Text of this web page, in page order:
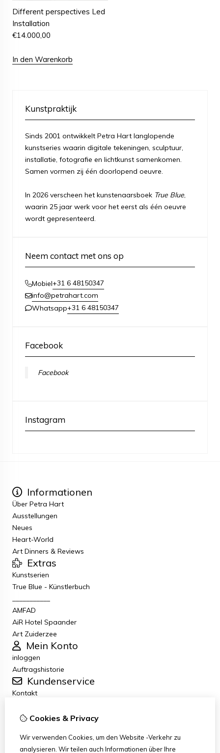
Different perspectives Led
Installation
€14.000,00
In den Warenkorb
Kunstpraktijk
Sinds 2001 ontwikkelt Petra Hart langlopende
kunstseries waarin digitale tekeningen, sculptuur,
installatie, fotografie en lichtkunst samenkomen.
Samen vormen zij één doorlopend oeuvre.
In 2026 verscheen het kunstenaarsboek True Blue,
waarin 25 jaar werk voor het eerst als één oeuvre
wordt gepresenteerd.
Neem contact met ons op
Mobiel+31 6 48150347
info@petrahart.com
Whatsapp+31 6 48150347
Facebook
Facebook
Instagram
Informationen
Über Petra Hart
Ausstellungen
Neues
Heart-World
Art Dinners & Reviews
Extras
Kunstserien
True Blue - Künstlerbuch
AMFAD
AiR Hotel Spaander
Art Zuiderzee
Mein Konto
inloggen
Auftragshistorie
Kundenservice
Kontakt
Allgemeine Geschäftsbedingungen
Disclaimer
Cookies & Privacy
Wir verwenden Cookies, um den Website -Verkehr zu
analysieren. Wir teilen auch Informationen über Ihre